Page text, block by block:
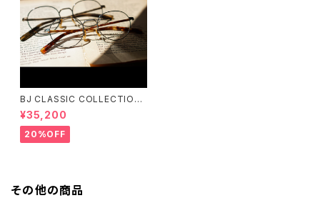
BJ CLASSIC COLLECTION
¥35,200
20%OFF
その他の商品